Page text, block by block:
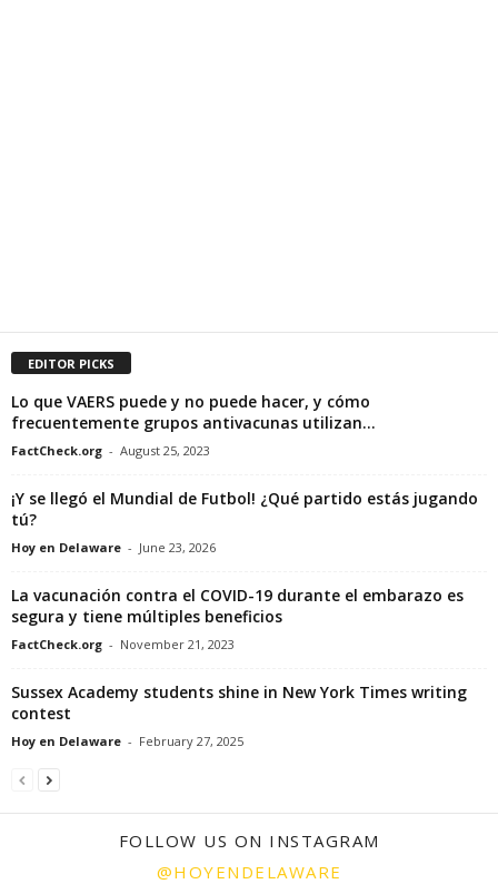
EDITOR PICKS
Lo que VAERS puede y no puede hacer, y cómo
frecuentemente grupos antivacunas utilizan...
FactCheck.org - August 25, 2023
¡Y se llegó el Mundial de Futbol! ¿Qué partido estás jugando
tú?
Hoy en Delaware - June 23, 2026
La vacunación contra el COVID-19 durante el embarazo es
segura y tiene múltiples beneficios
FactCheck.org - November 21, 2023
Sussex Academy students shine in New York Times writing
contest
Hoy en Delaware - February 27, 2025
FOLLOW US ON INSTAGRAM
@HOYENDELAWARE